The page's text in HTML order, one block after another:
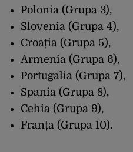
Polonia (Grupa 3),
Slovenia (Grupa 4),
Croația (Grupa 5),
Armenia (Grupa 6),
Portugalia (Grupa 7),
Spania (Grupa 8),
Cehia (Grupa 9),
Franța (Grupa 10).